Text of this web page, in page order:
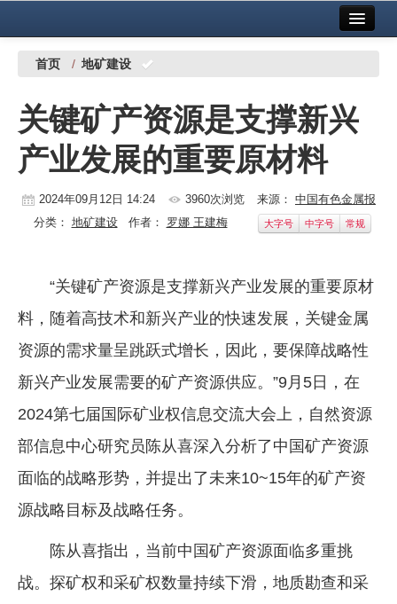
中国有色金属报社主办 广告服务
铜镍铅锌
铝
稀有稀土
镁钛
地矿 建设
党建工作
企业文化
《资源再生》杂志
首页 / 地矿建设
关键矿产资源是支撑新兴
产业发展的重要原材料
2024年09月12日 14:24 3960次浏览 来源： 中国有色金属报
分类： 地矿建设作者： 罗娜 王建梅 大字号 中字号 常规
“关键矿产资源是支撑新兴产业发展的重要原材
料，随着高技术和新兴产业的快速发展，关键金属
资源的需求量呈跳跃式增长，因此，要保障战略性
新兴产业发展需要的矿产资源供应。”9月5日，在
2024第七届国际矿业权信息交流大会上，自然资源
部信息中心研究员陈从喜深入分析了中国矿产资源
面临的战略形势，并提出了未来10~15年的矿产资
源战略目标及战略任务。
陈从喜指出，当前中国矿产资源面临多重挑
战。探矿权和采矿权数量持续下滑，地质勘查和采